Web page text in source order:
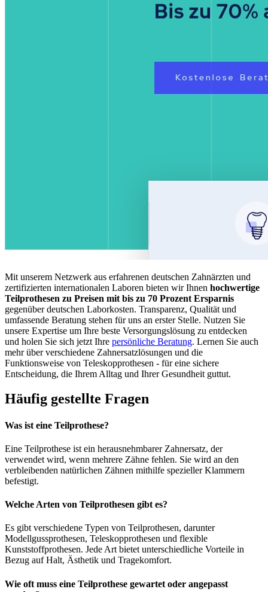
Mit unserem Netzwerk aus erfahrenen deutschen Zahnärzten und
zertifizierten internationalen Laboren bieten wir Ihnen hochwertige
Teilprothesen zu Preisen mit bis zu 70 Prozent Ersparnis
gegenüber deutschen Laborkosten. Transparenz, Qualität und
umfassende Beratung stehen für uns an erster Stelle. Nutzen Sie
unsere Expertise um Ihre beste Versorgungslösung zu entdecken
und holen Sie sich jetzt Ihre persönliche Beratung. Lernen Sie auch
mehr über verschiedene Zahnersatzlösungen und die
Funktionsweise von Teleskopprothesen - für eine sichere
Entscheidung, die Ihrem Alltag und Ihrer Gesundheit guttut.
Häufig gestellte Fragen
Was ist eine Teilprothese?
Eine Teilprothese ist ein herausnehmbarer Zahnersatz, der
verwendet wird, wenn mehrere Zähne fehlen. Sie wird an den
verbleibenden natürlichen Zähnen mithilfe spezieller Klammern
befestigt.
Welche Arten von Teilprothesen gibt es?
Es gibt verschiedene Typen von Teilprothesen, darunter
Modellgussprothesen, Teleskopprothesen und flexible
Kunststoffprothesen. Jede Art bietet unterschiedliche Vorteile in
Bezug auf Halt, Ästhetik und Tragekomfort.
Wie oft muss eine Teilprothese gewartet oder angepasst